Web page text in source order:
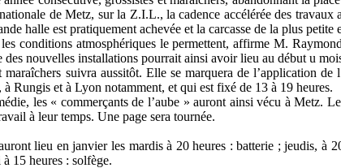
de Metz, sur la Z.I.L., la cadence accélérée des travaux
halle est pratiquement achevée et la carcasse de la plus
conditions atmosphériques le permettent, affirme M.
nouvelles installations pourrait ainsi avoir lieu au début u
maraîchers suivra aussitôt. Elle se marquera de l’application
à Rungis et à Lyon notamment, et qui est fixé de 13 à 19 heures.
les « commerçants de l’aube » auront ainsi vécu à Metz.
à leur temps. Une page sera tournée.
lieu en janvier les mardis à 20 heures : batterie ; jeudis, à
15 heures : solfège.